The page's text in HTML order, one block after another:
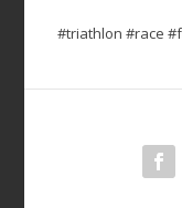
#triathlon #race